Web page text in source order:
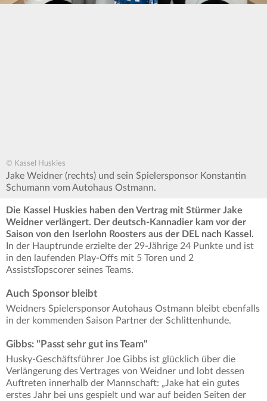
© Kassel Huskies
Jake Weidner (rechts) und sein Spielersponsor Konstantin
Schumann vom Autohaus Ostmann.
Die Kassel Huskies haben den Vertrag mit Stürmer Jake
Weidner verlängert. Der deutsch-Kannadier kam vor der
Saison von den Iserlohn Roosters aus der DEL nach Kassel.
In der Hauptrunde erzielte der 29-Jährige 24 Punkte und ist
in den laufenden Play-Offs mit 5 Toren und 2
AssistsTopscorer seines Teams.
Auch Sponsor bleibt
Weidners Spielersponsor Autohaus Ostmann bleibt ebenfalls
in der kommenden Saison Partner der Schlittenhunde.
Gibbs: "Passt sehr gut ins Team"
Husky-Geschäftsführer Joe Gibbs ist glücklich über die
Verlängerung des Vertrages von Weidner und lobt dessen
Auftreten innerhalb der Mannschaft: „Jake hat ein gutes
erstes Jahr bei uns gespielt und war auf beiden Seiten der